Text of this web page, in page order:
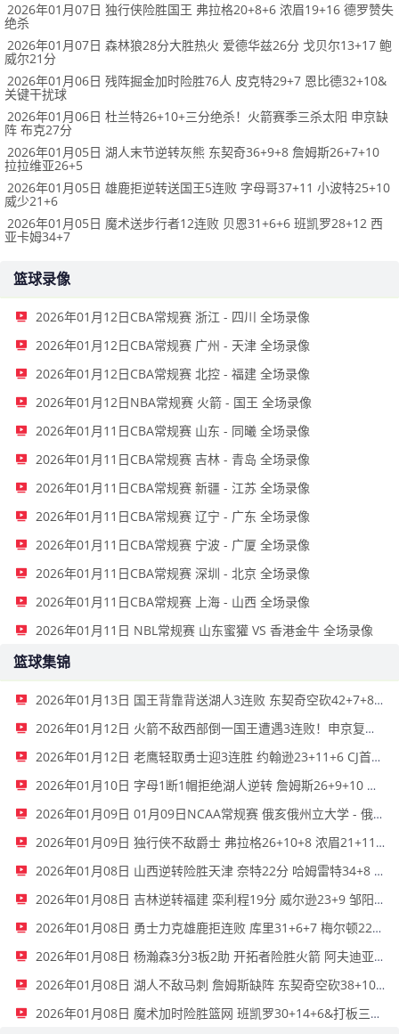
2026年01月07日 独行侠险胜国王 弗拉格20+8+6 浓眉19+16 德罗赞失
绝杀
2026年01月07日 森林狼28分大胜热火 爱德华兹26分 戈贝尔13+17 鲍
威尔21分
2026年01月06日 残阵掘金加时险胜76人 皮克特29+7 恩比德32+10&
关键干扰球
2026年01月06日 杜兰特26+10+三分绝杀！火箭赛季三杀太阳 申京缺
阵 布克27分
2026年01月05日 湖人末节逆转灰熊 东契奇36+9+8 詹姆斯26+7+10
拉拉维亚26+5
2026年01月05日 雄鹿拒逆转送国王5连败 字母哥37+11 小波特25+10
威少21+6
2026年01月05日 魔术送步行者12连败 贝恩31+6+6 班凯罗28+12 西
亚卡姆34+7
篮球录像
2026年01月12日CBA常规赛 浙江 - 四川 全场录像
2026年01月12日CBA常规赛 广州 - 天津 全场录像
2026年01月12日CBA常规赛 北控 - 福建 全场录像
2026年01月12日NBA常规赛 火箭 - 国王 全场录像
2026年01月11日CBA常规赛 山东 - 同曦 全场录像
2026年01月11日CBA常规赛 吉林 - 青岛 全场录像
2026年01月11日CBA常规赛 新疆 - 江苏 全场录像
2026年01月11日CBA常规赛 辽宁 - 广东 全场录像
2026年01月11日CBA常规赛 宁波 - 广厦 全场录像
2026年01月11日CBA常规赛 深圳 - 北京 全场录像
2026年01月11日CBA常规赛 上海 - 山西 全场录像
2026年01月11日 NBL常规赛 山东蜜獾 VS 香港金牛 全场录像
篮球集锦
2026年01月13日 国王背靠背送湖人3连败 东契奇空砍42+7+8+4断 威少22+5+7
2026年01月12日 火箭不敌西部倒一国王遭遇3连败！申京复出19+9 阿门31+13+6
2026年01月12日 老鹰轻取勇士迎3连胜 约翰逊23+11+6 CJ首秀12分 库里31+5
2026年01月10日 字母1断1帽拒绝湖人逆转 詹姆斯26+9+10 东契奇25中8&致命6犯
2026年01月09日 01月09日NCAA常规赛 俄亥俄州立大学 - 俄勒冈大学 集锦
2026年01月09日 独行侠不敌爵士 弗拉格26+10+8 浓眉21+11&伤退 马尔卡宁33+7
2026年01月08日 山西逆转险胜天津 奈特22分 哈姆雷特34+8 林庭谦12分
2026年01月08日 吉林逆转福建 栾利程19分 威尔逊23+9 邹阳16+13
2026年01月08日 勇士力克雄鹿拒连败 库里31+6+7 梅尔顿22分 字母哥34+10+5
2026年01月08日 杨瀚森3分3板2助 开拓者险胜火箭 阿夫迪亚41分&伊森绝杀超时
2026年01月08日 湖人不敌马刺 詹姆斯缺阵 东契奇空砍38+10+10 文班16+14
2026年01月08日 魔术加时险胜篮网 班凯罗30+14+6&打板三分绝杀 波特34分